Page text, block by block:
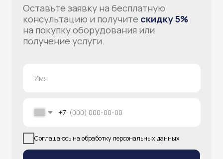
+7 (924) 004-32-01